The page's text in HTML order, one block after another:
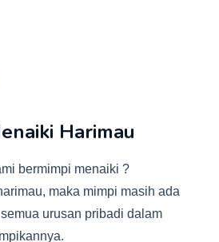
Harimau
bermimpi menaiki ?
maka mimpi masih ada
urusan pribadi dalam